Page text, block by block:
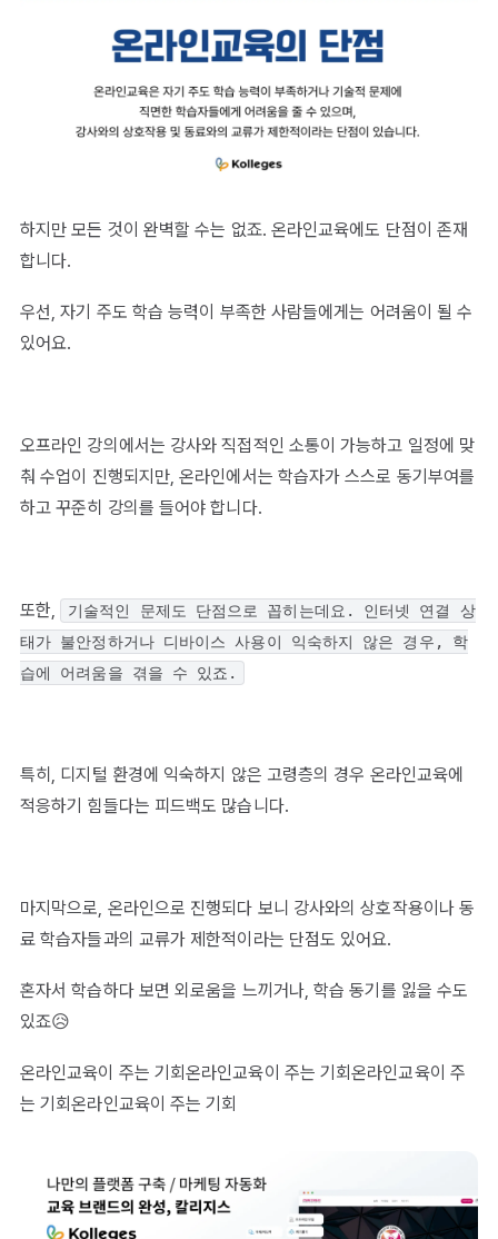
하지만 모든 것이 완벽할 수는 없죠. 온라인교육에도 단점이 존재
합니다.
우선, 자기 주도 학습 능력이 부족한 사람들에게는 어려움이 될 수
있어요.
오프라인 강의에서는 강사와 직접적인 소통이 가능하고 일정에 맞
춰 수업이 진행되지만, 온라인에서는 학습자가 스스로 동기부여를
하고 꾸준히 강의를 들어야 합니다.
또한,
기술적인 문제도 단점으로 꼽히는데요. 인터넷 연결 상
태가 불안정하거나 디바이스 사용이 익숙하지 않은 경우, 학
습에 어려움을 겪을 수 있죠.
특히, 디지털 환경에 익숙하지 않은 고령층의 경우 온라인교육에
적응하기 힘들다는 피드백도 많습니다.
마지막으로, 온라인으로 진행되다 보니 강사와의 상호작용이나 동
료 학습자들과의 교류가 제한적이라는 단점도 있어요.
혼자서 학습하다 보면 외로움을 느끼거나, 학습 동기를 잃을 수도
있죠😥
온라인교육이 주는 기회온라인교육이 주는 기회온라인교육이 주
는 기회온라인교육이 주는 기회